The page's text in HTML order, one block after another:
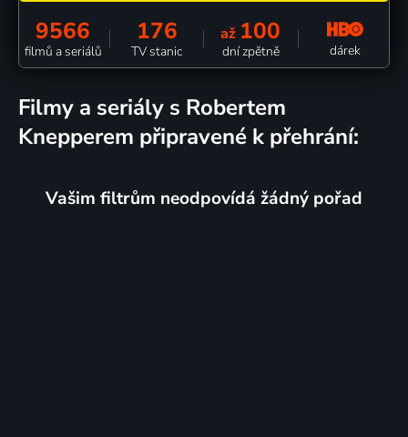
9566
filmů a seriálů
176
TV stanic
až 100
dní zpětně dárek
filmy a seriály s Robertem
Knepperem připravené k přehrání:
Vašim filtrům neodpovídá žádný pořad